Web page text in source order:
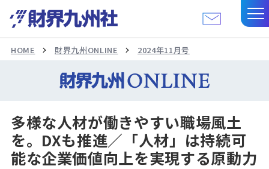
HOME 財界九州ONLINE 2024年11月号
多様な人材が働きやすい職場風土
を。DXも推進／「人材」は持続可
能な企業価値向上を実現する原動力